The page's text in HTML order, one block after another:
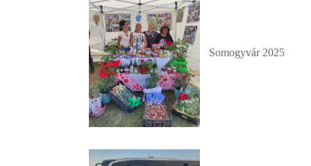
Somogyvár 2025